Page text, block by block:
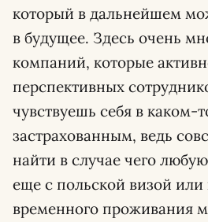
который в дальнейшем
в будущее. Здесь очень
компаний, которые
перспективных
чувствуешь себя в каком-
застрахованным, ведь
найти в случае чего
еще с польской визой или
временного проживания